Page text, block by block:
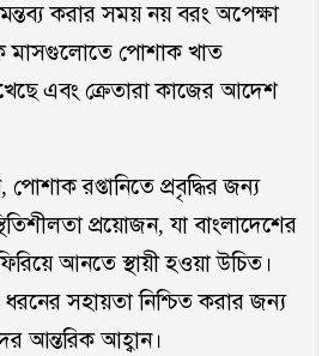
করার সময় নয় বরং অপেক্ষা
মাসগুলোতে পোশাক খাত
এবং ক্রেতারা কাজের আদেশ
পোশাক রপ্তানিতে প্রবৃদ্ধির জন্য
প্রয়োজন, যা বাংলাদেশের
আনতে স্থায়ী হওয়া উচিত।
ধরনের সহায়তা নিশ্চিত করার জন্য
আন্তরিক আহ্বান।